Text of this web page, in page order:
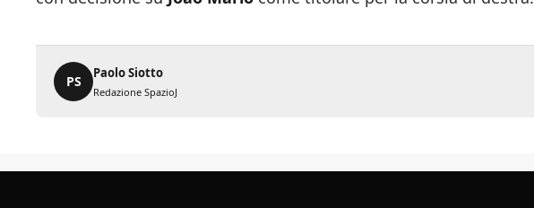
PS
Paolo Siotto
Redazione SpazioJ